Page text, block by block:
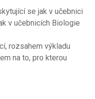
se jak v učebnici
v učebnicích Biologie
rozsahem výkladu
na to, pro kterou